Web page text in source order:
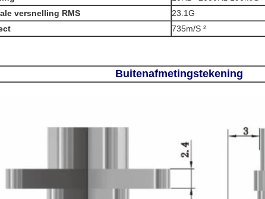
versnelling RMS
23.1G
735m/S ²
Buitenafmetingstekening